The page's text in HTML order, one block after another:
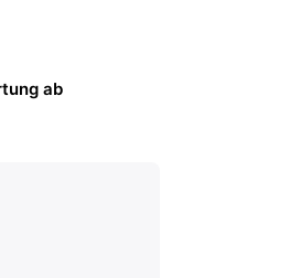
ab